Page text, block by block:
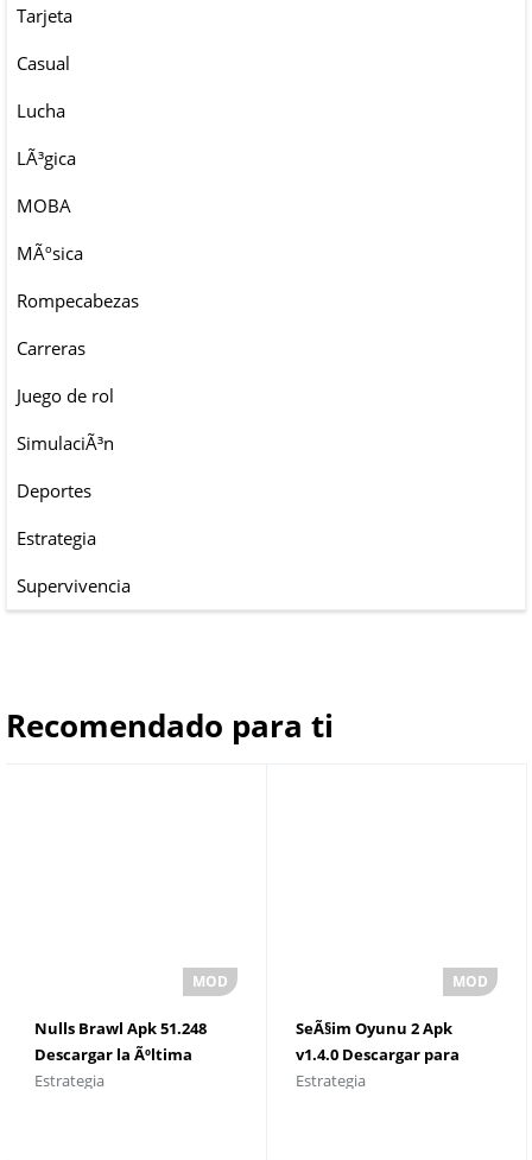
Tarjeta
Casual
Lucha
LÃ³gica
MOBA
MÃºsica
Rompecabezas
Carreras
Juego de rol
SimulaciÃ³n
Deportes
Estrategia
Supervivencia
Recomendado para ti
Nulls Brawl Apk 51.248
Descargar la Ãºltima
versiÃ³n
Estrategia
SeÃ§im Oyunu 2 Apk
v1.4.0 Descargar para
Android
Estrategia